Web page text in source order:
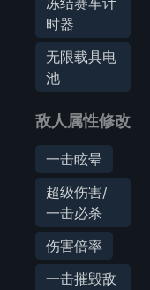
时器
无限载具电
池
敌人属性修改
一击眩晕
超级伤害/
一击必杀
伤害倍率
一击摧毁敌